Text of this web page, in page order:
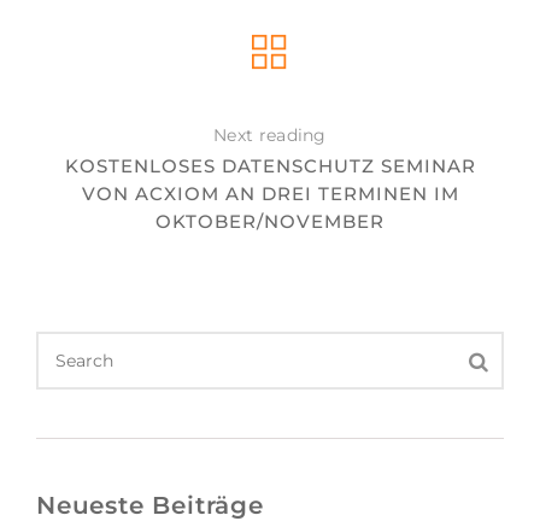
Next reading
KOSTENLOSES DATENSCHUTZ SEMINAR
VON ACXIOM AN DREI TERMINEN IM
OKTOBER/NOVEMBER
Neueste Beiträge